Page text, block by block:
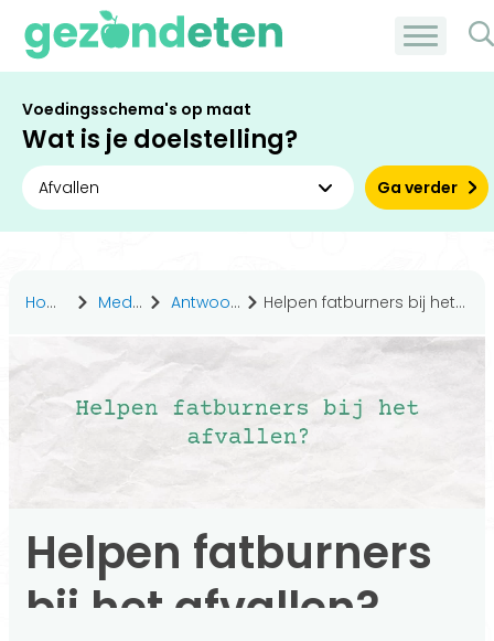
Voedingsschema's op maat
Wat is je doelstelling?
Ga verder
Home Medisch Antwoorden Helpen fatburners bij het afvallen?
Helpen fatburners
bij het afvallen?